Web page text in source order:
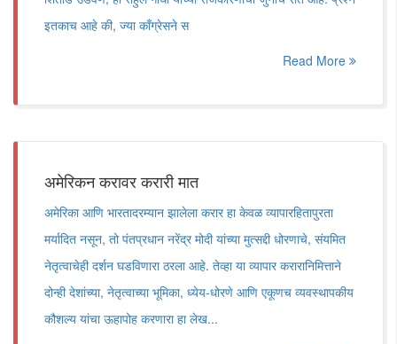
इतकाच आहे की, ज्या काँग्रेसने स
Read More
अमेरिकन करावर करारी मात
अमेरिका आणि भारतादरम्यान झालेला करार हा केवळ व्यापारहितापुरता
मर्यादित नसून, तो पंतप्रधान नरेंद्र मोदी यांच्या मुत्सद्दी धोरणाचे, संयमित
नेतृत्वाचेही दर्शन घडविणारा ठरला आहे. तेव्हा या व्यापार करारानिमित्ताने
दोन्ही देशांच्या, नेतृत्वाच्या भूमिका, ध्येय-धोरणे आणि एकूणच व्यवस्थापकीय
कौशल्य यांचा ऊहापोह करणारा हा लेख...